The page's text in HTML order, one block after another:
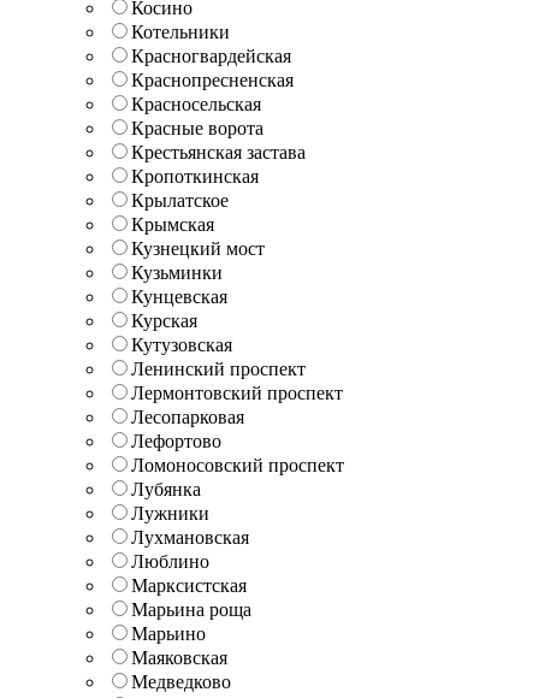
Косино
Котельники
Красногвардейская
Краснопресненская
Красносельская
Красные ворота
Крестьянская застава
Кропоткинская
Крылатское
Крымская
Кузнецкий мост
Кузьминки
Кунцевская
Курская
Кутузовская
Ленинский проспект
Лермонтовский проспект
Лесопарковая
Лефортово
Ломоносовский проспект
Лубянка
Лужники
Лухмановская
Люблино
Марксистская
Марьина роща
Марьино
Маяковская
Медведково